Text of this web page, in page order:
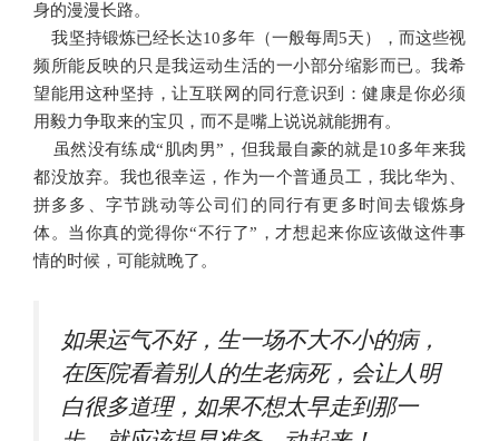
身的漫漫长路。
我坚持锻炼已经长达10多年（一般每周5天），而这些视
频所能反映的只是我运动生活的一小部分缩影而已。我希
望能用这种坚持，让互联网的同行意识到：健康是你必须
用毅力争取来的宝贝，而不是嘴上说说就能拥有。
虽然没有练成“ 肌肉男”，但我最自豪的就是10多年来我
都没放弃。我也很幸运，作为一个普通员工，我比华为、
拼多多、字节跳动等公司们的同行有更多时间去锻炼身
体。 当你真的觉得你“不行了”，才想起来你应该做这件事
情的时候，可能就晚了。
如果运气不好，生一场不大不小的病，
在医院看着别人的生老病死，会让人明
白很多道理，如果不想太早走到那一